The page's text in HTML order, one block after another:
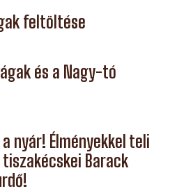
feltöltése
és a Nagy-tó
nyár! Élményekkel teli
Barack